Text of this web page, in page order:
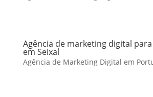
Agência de marketing digital
em Seixal
Agência de Marketing Digital em